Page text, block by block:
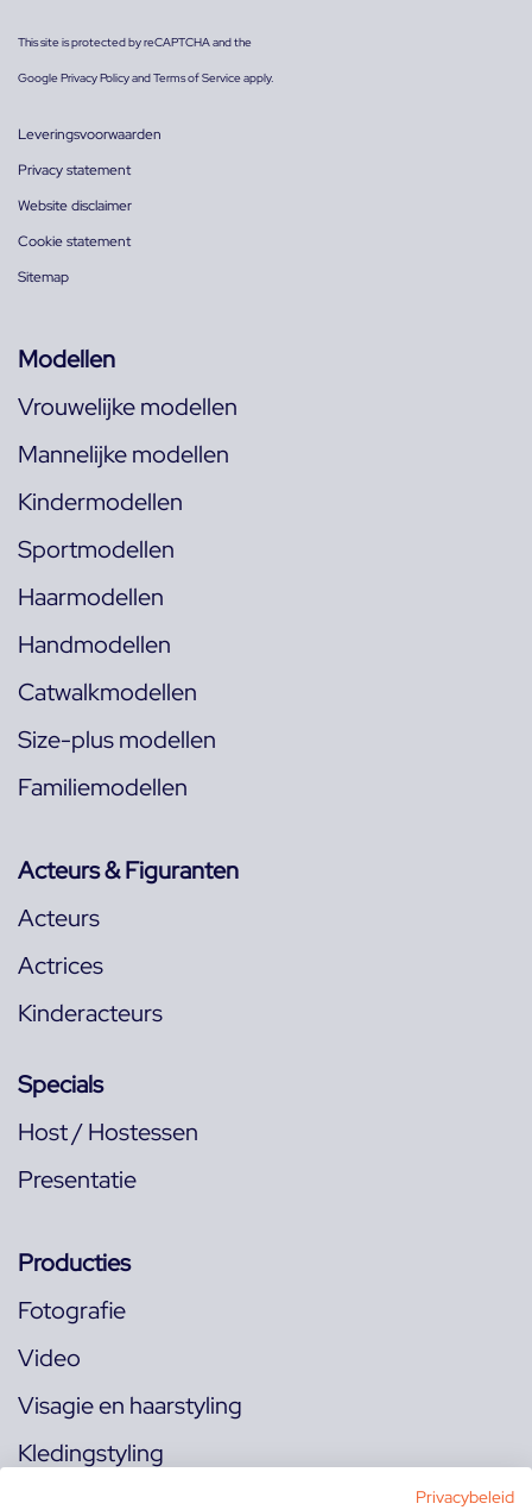
This site is protected by reCAPTCHA and the
GooglePrivacy PolicyandTerms of Serviceapply.
Leveringsvoorwaarden
Privacy statement
Website disclaimer
Cookie statement
Sitemap
Modellen
Vrouwelijke modellen
Mannelijke modellen
Kindermodellen
Sportmodellen
Haarmodellen
Handmodellen
Catwalkmodellen
Size-plus modellen
Familiemodellen
Acteurs & Figuranten
Acteurs
Actrices
Kinderacteurs
Specials
Host / Hostessen
Presentatie
Producties
Fotografie
Video
Visagie en haarstyling
Kledingstyling
Privacybeleid